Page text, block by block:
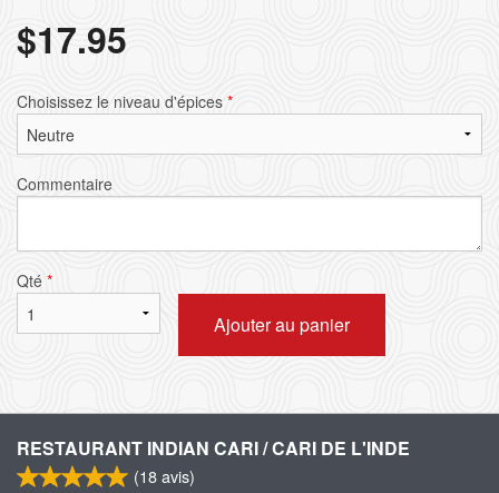
$17.95
Choisissez le niveau d'épices *
Commentaire
Qté *
Ajouter au panier
RESTAURANT INDIAN CARI / CARI DE L'INDE
(18avis)